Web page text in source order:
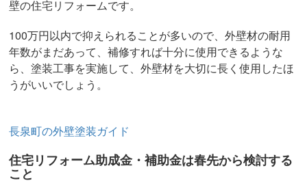
壁の住宅リフォームです。
100万円以内で抑えられることが多いので、外壁材の耐用
年数がまだあって、補修すれば十分に使用できるような
ら、塗装工事を実施して、外壁材を大切に長く使用したほ
うがいいでしょう。
長泉町の外壁塗装ガイド
住宅リフォーム助成金・補助金は春先から検討する
こと